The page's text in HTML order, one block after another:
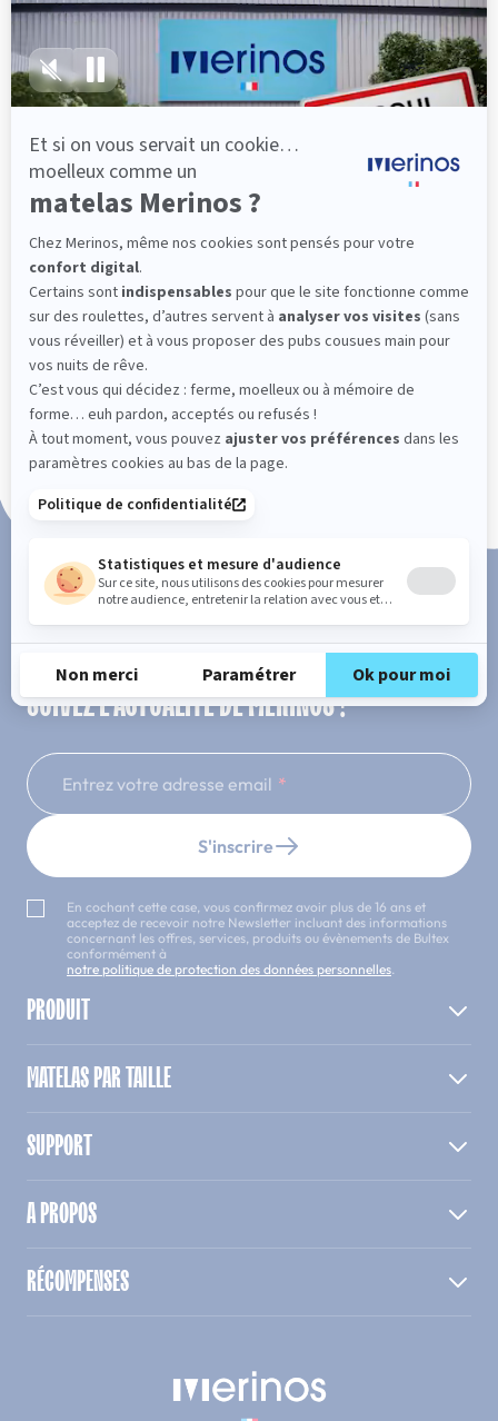
Découvrir
Fabrication Française
101 nuits d'essai*
Paiement en 3x ou 4x sans frais
SUIVEZ L'ACTUALITÉ DE MERINOS !
Entrez votre adresse email
S'inscrire
En cochant cette case, vous confirmez avoir plus de 16 ans et
acceptez de recevoir notre Newsletter incluant des informations
concernant les offres, services, produits ou évènements de Bultex
conformément à
notre politique de protection des données personnelles.
PRODUIT
MATELAS PAR TAILLE
SUPPORT
A PROPOS
RÉCOMPENSES